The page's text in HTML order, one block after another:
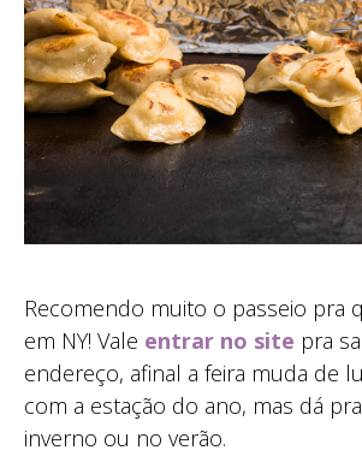
Recomendo muito o passeio pra
em NY! Vale entrar no site pra
endereço, afinal a feira muda de
com a estação do ano, mas dá
inverno ou no verão.